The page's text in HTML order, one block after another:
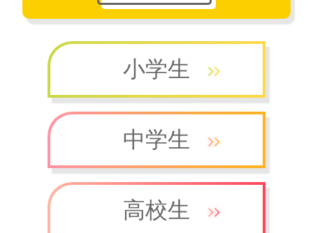
小学生
中学生
高校生